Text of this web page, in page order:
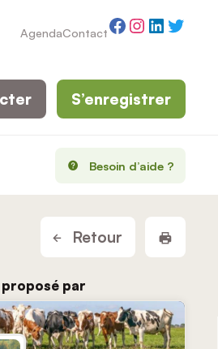
AgendaContactFacebook
Instagram
Besoin d’aide ?
S’enregistrer
Retour
par